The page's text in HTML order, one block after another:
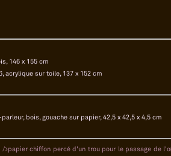
146 x 155 cm
acrylique sur toile, 137 x 152 cm
bois, gouache sur papier, 42,5 x 42,5 x 4,5 cm